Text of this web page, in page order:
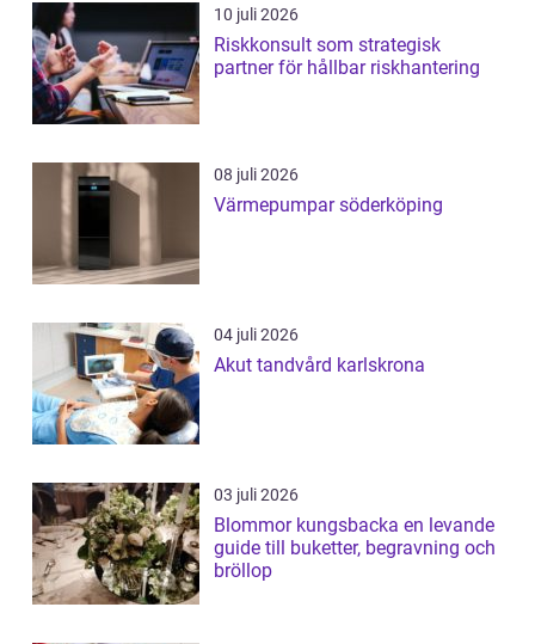
10 juli 2026
Riskkonsult som strategisk
partner för hållbar riskhantering
08 juli 2026
Värmepumpar söderköping
04 juli 2026
Akut tandvård karlskrona
03 juli 2026
Blommor kungsbacka en levande
guide till buketter, begravning och
bröllop